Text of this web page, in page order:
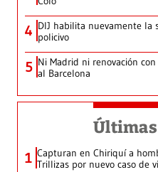
4 DIJ habilita nuevamente la
policivo
5 Ni Madrid ni renovación
al Barcelona
1 Capturan en Chiriquí a
Trillizas por nuevo caso de